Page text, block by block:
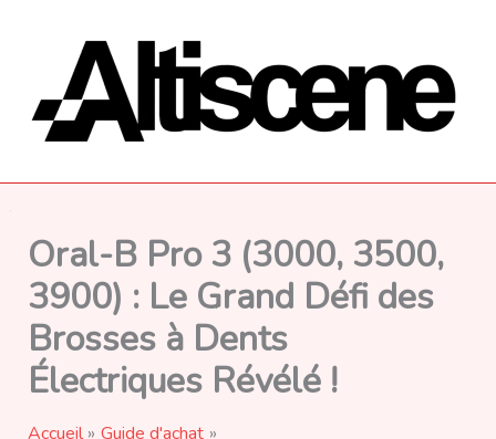
Oral-B Pro 3 (3000, 3500,
3900) : Le Grand Défi des
Brosses à Dents
Électriques Révélé !
Accueil
Guide d'achat